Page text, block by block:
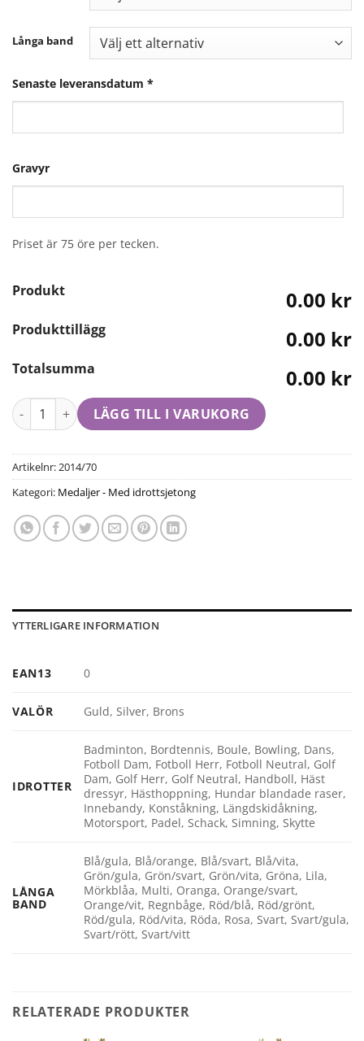
Långa band
Senaste leveransdatum *
Gravyr
Priset är 75 öre per tecken.
Produkt 0.00 kr
Produkttillägg 0.00 kr
Totalsumma 0.00 kr
LÄGG TILL I VARUKORG
Artikelnr:2014/70
Kategori: Medaljer - Med idrottsjetong
YTTERLIGARE INFORMATION
EAN13 0
VALÖR Guld, Silver, Brons
IDROTTER
Badminton, Bordtennis, Boule, Bowling, Dans,
Fotboll Dam, Fotboll Herr, Fotboll Neutral, Golf
Dam, Golf Herr, Golf Neutral, Handboll, Häst
dressyr, Hästhoppning, Hundar blandade raser,
Innebandy, Konståkning, Längdskidåkning,
Motorsport, Padel, Schack, Simning, Skytte
LÅNGA
BAND
Blå/gula, Blå/orange, Blå/svart, Blå/vita,
Grön/gula, Grön/svart, Grön/vita, Gröna, Lila,
Mörkblåa, Multi, Oranga, Orange/svart,
Orange/vit, Regnbåge, Röd/blå, Röd/grönt,
Röd/gula, Röd/vita, Röda, Rosa, Svart, Svart/gula,
Svart/rött, Svart/vitt
RELATERADE PRODUKTER